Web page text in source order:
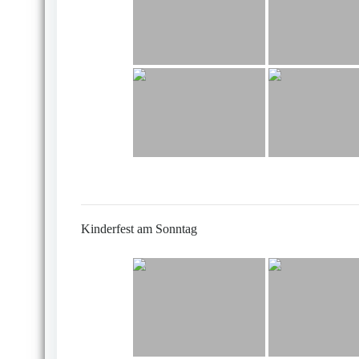
Kinderfest am Sonntag